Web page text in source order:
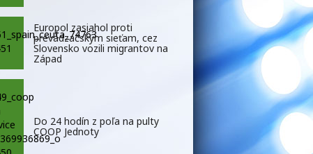
Europol zasiahol proti
prevádzačským sieťam, cez
Slovensko vozili migrantov na
Západ
Do 24 hodín z poľa na pulty
COOP Jednoty